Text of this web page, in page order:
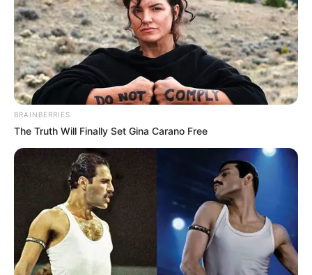
BRAINBERRIES
The Truth Will Finally Set Gina Carano Free